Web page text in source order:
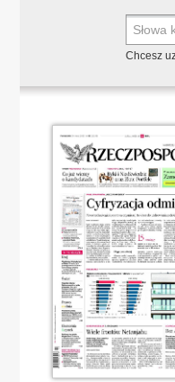
Chcesz